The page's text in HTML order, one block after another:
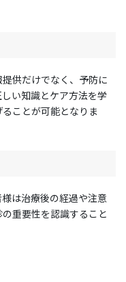
供だけでなく、予防に
い知識とケア方法を学
ことが可能となりま
は治療後の経過や注意
重要性を認識すること